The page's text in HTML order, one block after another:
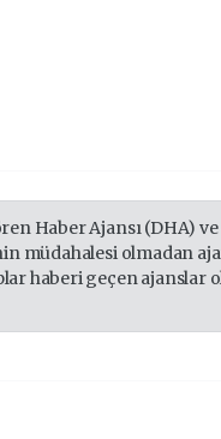
Haber Ajansı (DHA)
müdahalesi olmadan
haberi geçen ajanslar